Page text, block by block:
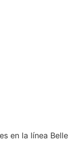
en la línea Belle